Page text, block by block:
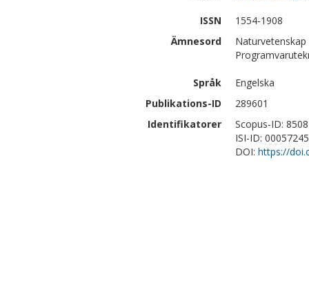
ISSN
1554-1908
Ämnesord
Språk
Engelska
Publikations-ID
289601
Identifikatorer
Scopus-ID:
ISI-ID:
DOI: https://